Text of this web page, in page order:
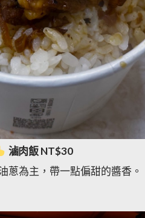
滷肉飯 NT$30
蔥為主，帶一點偏甜的醬香。